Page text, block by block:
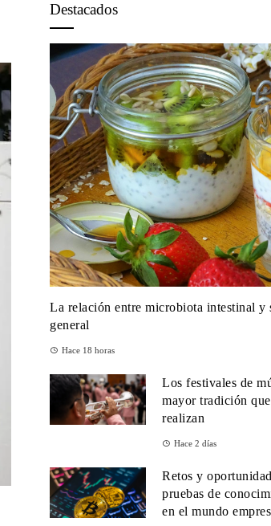
Destacados
La relación entre microbiota intestinal y
general
Hace 18 horas
Los festivales de
mayor tradición
realizan
Hace 2 días
Retos y
pruebas de
en el mundo